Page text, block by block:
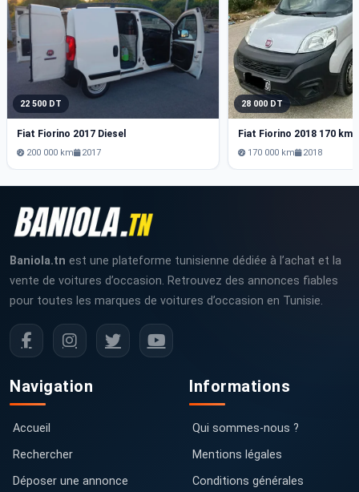
22 500 DT
Fiat Fiorino 2017 Diesel
200 000 km 2017
28 000 DT
Fiat Fiorino 2018 170 km
170 000 km 2018
Baniola.tn est une plateforme tunisienne dédiée à l’achat et la
vente de voitures d’occasion. Retrouvez des annonces fiables
pour toutes les marques de voitures d’occasion en Tunisie.
Navigation
Accueil
Rechercher
Déposer une annonce
Informations
Qui sommes-nous ?
Mentions légales
Conditions générales